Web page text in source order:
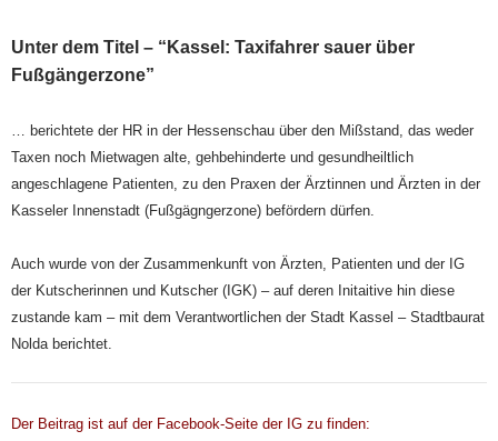
Unter dem Titel – “Kassel: Taxifahrer sauer über
Fußgängerzone”
… berichtete der HR in der Hessenschau über den Mißstand, das weder
Taxen noch Mietwagen alte, gehbehinderte und gesundheiltlich
angeschlagene Patienten, zu den Praxen der Ärztinnen und Ärzten in der
Kasseler Innenstadt (Fußgägngerzone) befördern dürfen.
Auch wurde von der Zusammenkunft von Ärzten, Patienten und der IG
der Kutscherinnen und Kutscher (IGK) – auf deren Initaitive hin diese
zustande kam – mit dem Verantwortlichen der Stadt Kassel – Stadtbaurat
Nolda berichtet.
Der Beitrag ist auf der Facebook-Seite der IG zu finden: